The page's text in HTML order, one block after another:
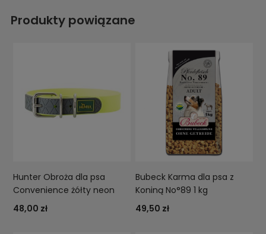
Produkty powiązane
Hunter Obroża dla psa
Convenience żółty neon
48,00 zł
Bubeck Karma dla psa z
Koniną No°89 1 kg
49,50 zł